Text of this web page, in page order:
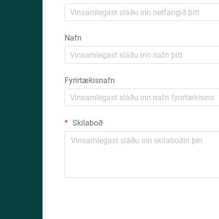
Nafn
Fyrirtækisnafn
Skilaboð